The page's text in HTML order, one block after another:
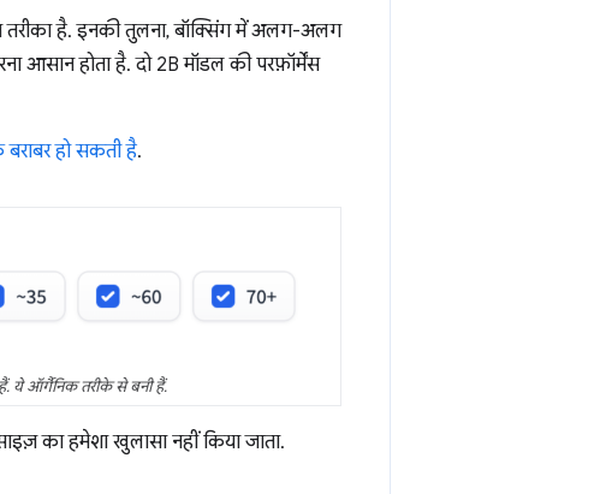
है. इनकी तुलना, बॉक्सिंग में अलग-अलग
आसान होता है. दो 2B मॉडल की परफ़ॉर्मेंस
हो सकती है.
ये ऑर्गैनिक तरीके से बनी हैं.
का हमेशा खुलासा नहीं किया जाता.